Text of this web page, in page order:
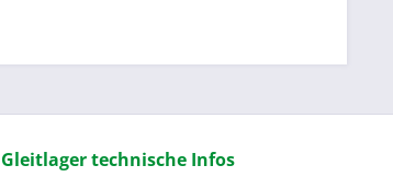
Gleitlager technische Infos